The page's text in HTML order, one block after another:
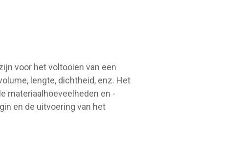
voor het voltooien van een
lengte, dichtheid, enz. Het
materiaalhoeveelheden en -
en de uitvoering van het